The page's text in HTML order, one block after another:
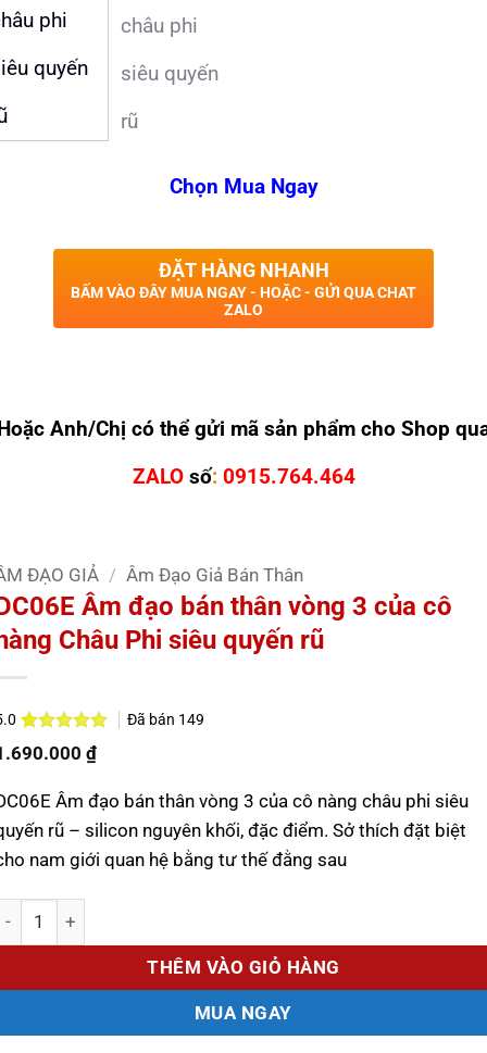
Chọn Mua Ngay
ĐẶT HÀNG NHANH
BẤM VÀO ĐÂY MUA NGAY - HOẶC - GỬI QUA CHAT
ZALO
Anh/Chị có thể gửi mã sản phẩm cho Shop
ZALO số: 0915.764.464
ĐẠO GIẢ / Âm Đạo Giả Bán Thân
Âm đạo bán thân vòng 3 của cô
Châu Phi siêu quyến rũ
5.0 trên 5
dựa trên
2
Đã bán 149
₫
Âm đạo bán thân vòng 3 của cô nàng châu phi siêu
rũ – silicon nguyên khối, đặc điểm. Sở thích đặt biệt
nam giới quan hệ bằng tư thế đằng sau
lượng
THÊM VÀO GIỎ HÀNG
MUA NGAY